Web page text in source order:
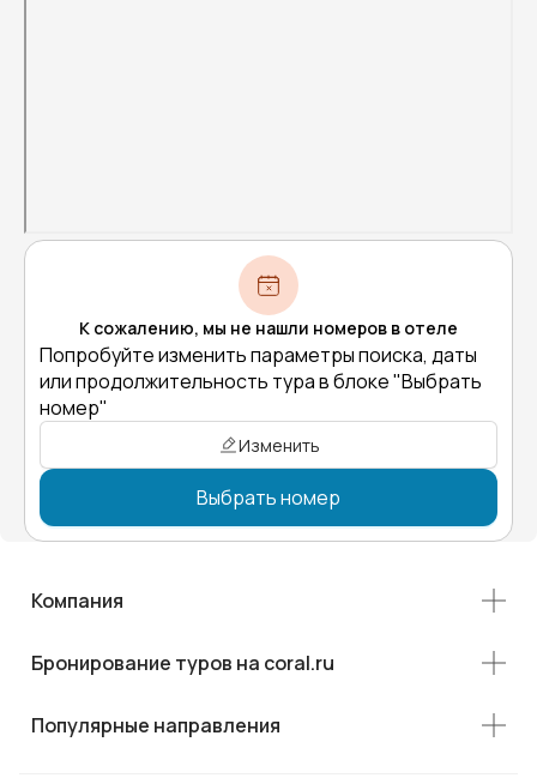
К сожалению, мы не нашли номеров в отеле
Попробуйте изменить параметры поиска, даты
или продолжительность тура в блоке "Выбрать
номер"
Изменить
Выбрать номер
Компания
Бронирование туров на coral.ru
Популярные направления